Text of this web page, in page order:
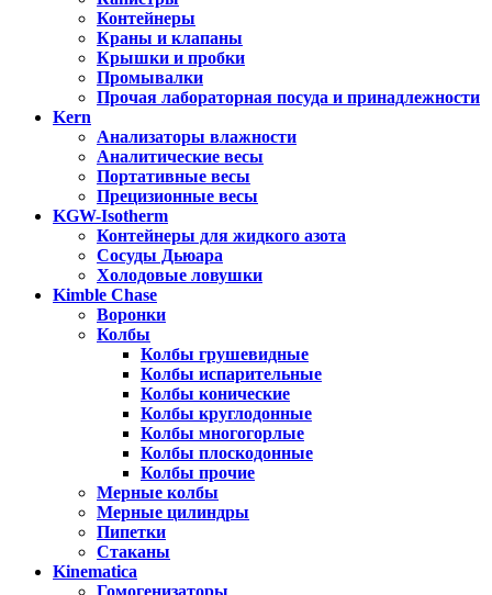
Контейнеры
Краны и клапаны
Крышки и пробки
Промывалки
Прочая лабораторная посуда и принадлежности
Kern
Анализаторы влажности
Аналитические весы
Портативные весы
Прецизионные весы
KGW-Isotherm
Контейнеры для жидкого азота
Сосуды Дьюара
Холодовые ловушки
Kimble Chase
Воронки
Колбы
Колбы грушевидные
Колбы испарительные
Колбы конические
Колбы круглодонные
Колбы многогорлые
Колбы плоскодонные
Колбы прочие
Мерные колбы
Мерные цилиндры
Пипетки
Стаканы
Kinematica
Гомогенизаторы